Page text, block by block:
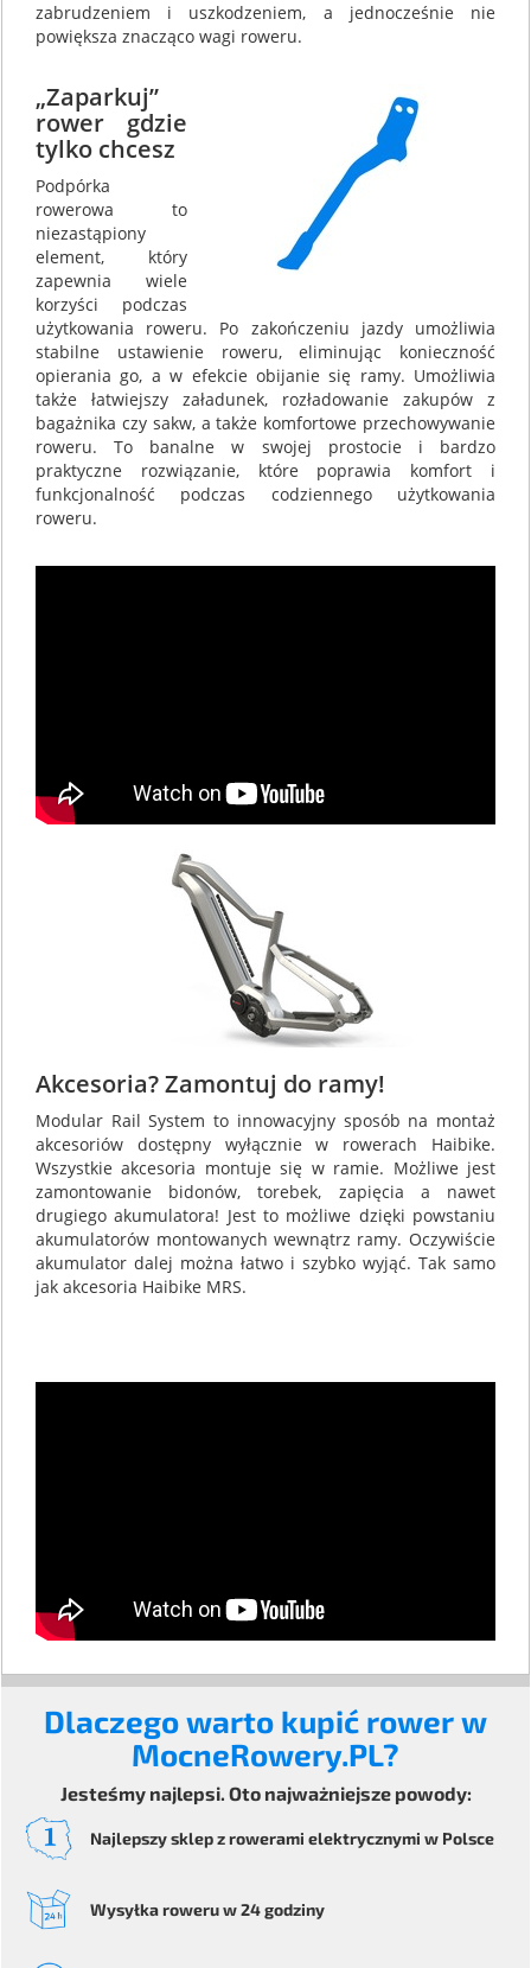
zabrudzeniem i uszkodzeniem, a jednocześnie nie
powiększa znacząco wagi roweru.
„Zaparkuj”
rower gdzie
tylko chcesz
Podpórka
rowerowa to
niezastąpiony
element, który
zapewnia wiele
korzyści podczas
użytkowania roweru. Po zakończeniu jazdy umożliwia
stabilne ustawienie roweru, eliminując konieczność
opierania go, a w efekcie obijanie się ramy. Umożliwia
także łatwiejszy załadunek, rozładowanie zakupów z
bagażnika czy sakw, a także komfortowe przechowywanie
roweru. To banalne w swojej prostocie i bardzo
praktyczne rozwiązanie, które poprawia komfort i
funkcjonalność podczas codziennego użytkowania
roweru.
Akcesoria? Zamontuj do ramy!
Modular Rail System to innowacyjny sposób na montaż
akcesoriów dostępny wyłącznie w rowerach Haibike.
Wszystkie akcesoria montuje się w ramie. Możliwe jest
zamontowanie bidonów, torebek, zapięcia a nawet
drugiego akumulatora! Jest to możliwe dzięki powstaniu
akumulatorów montowanych wewnątrz ramy. Oczywiście
akumulator dalej można łatwo i szybko wyjąć. Tak samo
jak akcesoria Haibike MRS.
Dlaczego warto kupić rower w
MocneRowery.PL?
Jesteśmy najlepsi. Oto najważniejsze powody:
Najlepszy sklep z rowerami elektrycznymi w Polsce
Wysyłkaroweruw 24 godziny